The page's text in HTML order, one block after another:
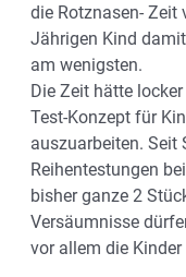
die Rotznasen- Zeit
Jährigen Kind
am wenigsten.
Die Zeit hätte
Test-Konzept für
auszuarbeiten. Seit
Reihentestungen
bisher ganze 2
Versäumnisse
vor allem die